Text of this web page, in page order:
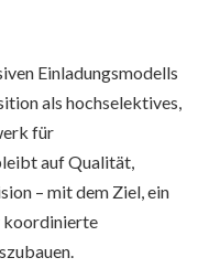
Einladungsmodells
als hochselektives,
für
auf Qualität,
– mit dem Ziel, ein
koordinierte